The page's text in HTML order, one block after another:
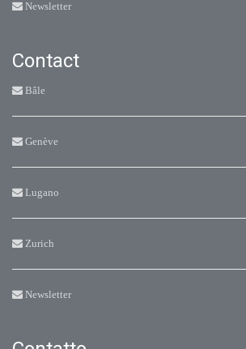
Newsletter
Contact
Bâle
Genève
Lugano
Zurich
Newsletter